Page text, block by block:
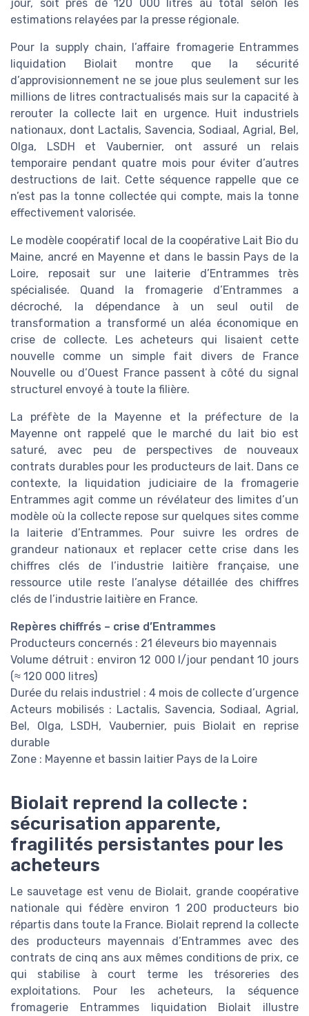
jour, soit près de 120 000 litres au total selon les
estimations relayées par la presse régionale.
Pour la supply chain, l’affaire fromagerie Entrammes
liquidation Biolait montre que la sécurité
d’approvisionnement ne se joue plus seulement sur les
millions de litres contractualisés mais sur la capacité à
rerouter la collecte lait en urgence. Huit industriels
nationaux, dont Lactalis, Savencia, Sodiaal, Agrial, Bel,
Olga, LSDH et Vaubernier, ont assuré un relais
temporaire pendant quatre mois pour éviter d’autres
destructions de lait. Cette séquence rappelle que ce
n’est pas la tonne collectée qui compte, mais la tonne
effectivement valorisée.
Le modèle coopératif local de la coopérative Lait Bio du
Maine, ancré en Mayenne et dans le bassin Pays de la
Loire, reposait sur une laiterie d’Entrammes très
spécialisée. Quand la fromagerie d’Entrammes a
décroché, la dépendance à un seul outil de
transformation a transformé un aléa économique en
crise de collecte. Les acheteurs qui lisaient cette
nouvelle comme un simple fait divers de France
Nouvelle ou d’Ouest France passent à côté du signal
structurel envoyé à toute la filière.
La préfète de la Mayenne et la préfecture de la
Mayenne ont rappelé que le marché du lait bio est
saturé, avec peu de perspectives de nouveaux
contrats durables pour les producteurs de lait. Dans ce
contexte, la liquidation judiciaire de la fromagerie
Entrammes agit comme un révélateur des limites d’un
modèle où la collecte repose sur quelques sites comme
la laiterie d’Entrammes. Pour suivre les ordres de
grandeur nationaux et replacer cette crise dans les
chiffres clés de l’industrie laitière française, une
ressource utile reste l’analyse détaillée des chiffres
clés de l’industrie laitière en France.
Repères chiffrés – crise d’Entrammes
Producteurs concernés : 21 éleveurs bio mayennais
Volume détruit : environ 12 000 l/jour pendant 10 jours
(≈ 120 000 litres)
Durée du relais industriel : 4 mois de collecte d’urgence
Acteurs mobilisés : Lactalis, Savencia, Sodiaal, Agrial,
Bel, Olga, LSDH, Vaubernier, puis Biolait en reprise
durable
Zone : Mayenne et bassin laitier Pays de la Loire
Biolait reprend la collecte :
sécurisation apparente,
fragilités persistantes pour les
acheteurs
Le sauvetage est venu de Biolait, grande coopérative
nationale qui fédère environ 1 200 producteurs bio
répartis dans toute la France. Biolait reprend la collecte
des producteurs mayennais d’Entrammes avec des
contrats de cinq ans aux mêmes conditions de prix, ce
qui stabilise à court terme les trésoreries des
exploitations. Pour les acheteurs, la séquence
fromagerie Entrammes liquidation Biolait illustre